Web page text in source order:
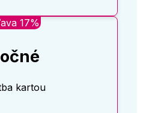
17%
kartou